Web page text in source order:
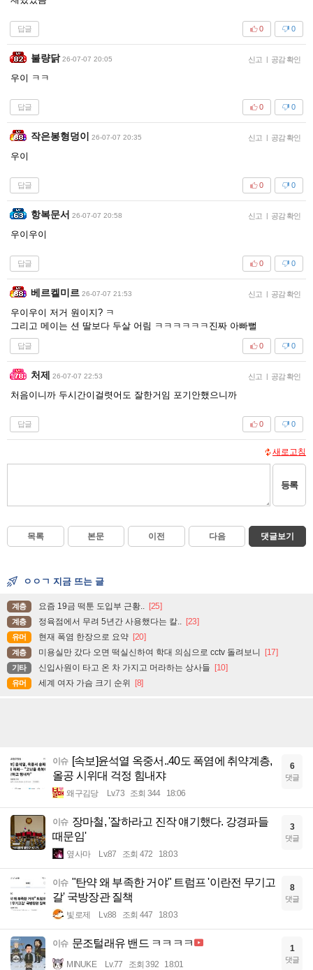
답글 0
0
불량닭 26-07-07 20:05 신고 | 공감 확인
우이 ㅋㅋ
답글 0
0
작은봉형덩이 26-07-07 20:35 신고 | 공감 확인
우이
답글 0
0
항복문서 26-07-07 20:58 신고 | 공감 확인
우이우이
답글 0
0
베르켈미르 26-07-07 21:53 신고 | 공감 확인
우이우이 저거 원이지? ㅋ
그리고 메이는 션 딸보다 두살 어림 ㅋㅋㅋㅋㅋㅋ진짜 아빠뻘
답글 0
0
처제 26-07-07 22:53 신고 | 공감 확인
처음이니까 두시간이걸렷어도 잘한거임 포기안했으니까
답글 0
0
새로고침
등록
목록 본문 이전 다음 댓글보기
ㅇㅇㄱ 지금 뜨는 글
계층 요즘 19금 떡툰 도입부 근황.. [25]
계층 정육점에서 무려 5년간 사용했다는 칼.. [23]
유머 현재 폭염 한장으로 요약 [20]
계층 미용실만 갔다 오면 떡실신하여 학대 의심으로 cctv 돌려보니 [17]
기타 신입사원이 타고 온 차 가지고 머라하는 상사들 [10]
유머 세계 여자 가슴 크기 순위 [8]
이슈 [속보]윤석열 옥중서..40도 폭염에 취약계층,
올공 시위대 걱정 힘내쟈
왜구김당 Lv.73 조회 344 18:06
6
댓글
이슈 장마철, '잘하라고 진작 얘기했다. 강경파들
때문임'
옆사마 Lv.87 조회 472 18:03
3
댓글
이슈 "탄약 왜 부족한 거야" 트럼프 '이란전 무기고
갈' 국방장관 질책
빛로제 Lv.88 조회 447 18:03
8
댓글
이슈 문조털래유 밴드 ㅋㅋㅋㅋ
MINUKE Lv.77 조회 392 18:01
1
댓글